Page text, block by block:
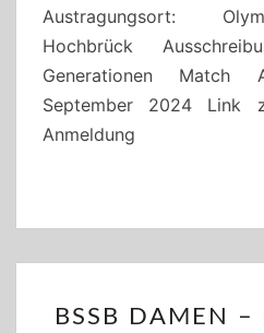
Austragungsort:
Hochbrück
Generationen Match
September 2024 Link
Anmeldung
BSSB DAMEN –